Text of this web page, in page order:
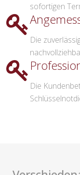
sofortigen
Die
Die